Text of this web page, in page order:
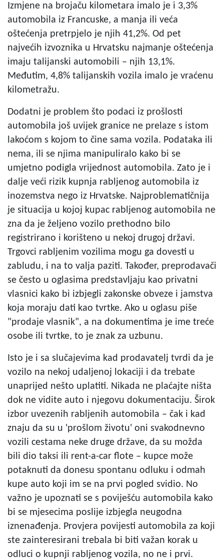
Izmjene na brojaču kilometara imalo je i 3,3%
automobila iz Francuske, a manja ili veća
oštećenja pretrpjelo je njih 41,2%. Od pet
najvećih izvoznika u Hrvatsku najmanje oštećenja
imaju talijanski automobili – njih 13,1%.
Međutim, 4,8% talijanskih vozila imalo je vraćenu
kilometražu.
Dodatni je problem što podaci iz prošlosti
automobila još uvijek granice ne prelaze s istom
lakoćom s kojom to čine sama vozila. Podataka ili
nema, ili se njima manipuliralo kako bi se
umjetno podigla vrijednost automobila. Zato je i
dalje veći rizik kupnja rabljenog automobila iz
inozemstva nego iz Hrvatske. Najproblematičnija
je situacija u kojoj kupac rabljenog automobila ne
zna da je željeno vozilo prethodno bilo
registrirano i korišteno u nekoj drugoj državi.
Trgovci rabljenim vozilima mogu ga dovesti u
zabludu, i na to valja paziti. Također, preprodavači
se često u oglasima predstavljaju kao privatni
vlasnici kako bi izbjegli zakonske obveze i jamstva
koja moraju dati kao tvrtke. Ako u oglasu piše
"prodaje vlasnik", a na dokumentima je ime treće
osobe ili tvrtke, to je znak za uzbunu.
Isto je i sa slučajevima kad prodavatelj tvrdi da je
vozilo na nekoj udaljenoj lokaciji i da trebate
unaprijed nešto uplatiti. Nikada ne plaćajte ništa
dok ne vidite auto i njegovu dokumentaciju. Širok
izbor uvezenih rabljenih automobila – čak i kad
znaju da su u 'prošlom životu' oni svakodnevno
vozili cestama neke druge države, da su možda
bili dio taksi ili rent-a-car flote – kupce može
potaknuti da donesu spontanu odluku i odmah
kupe auto koji im se na prvi pogled svidio. No
važno je upoznati se s poviješću automobila kako
bi se mjesecima poslije izbjegla neugodna
iznenađenja. Provjera povijesti automobila za koji
ste zainteresirani trebala bi biti važan korak u
odluci o kupnji rabljenog vozila, no ne i prvi.